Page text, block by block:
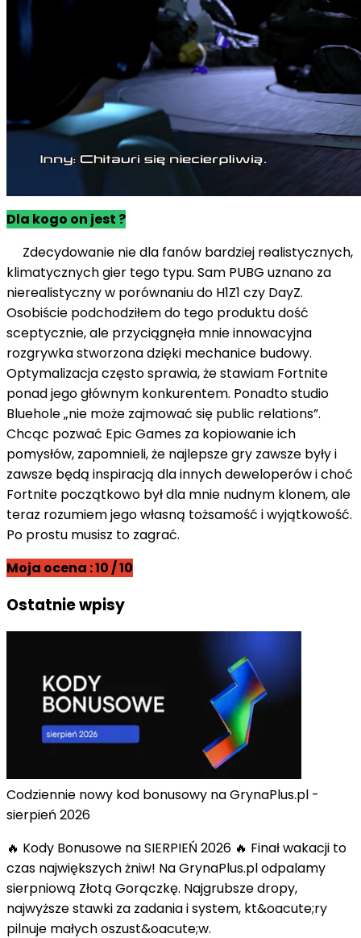
Dla kogo on jest ?
Zdecydowanie nie dla fanów bardziej realistycznych,
klimatycznych gier tego typu. Sam PUBG uznano za
nierealistyczny w porównaniu do H1Z1 czy DayZ.
Osobiście podchodziłem do tego produktu dość
sceptycznie, ale przyciągnęła mnie innowacyjna
rozgrywka stworzona dzięki mechanice budowy.
Optymalizacja często sprawia, że ​​stawiam Fortnite
ponad jego głównym konkurentem. Ponadto studio
Bluehole „nie może zajmować się public relations”.
Chcąc pozwać Epic Games za kopiowanie ich
pomysłów, zapomnieli, że najlepsze gry zawsze były i
zawsze będą inspiracją dla innych deweloperów i choć
Fortnite początkowo był dla mnie nudnym klonem, ale
teraz rozumiem jego własną tożsamość i wyjątkowość.
Po prostu musisz to zagrać.
Moja ocena : 10 / 10
Ostatnie wpisy
Codziennie nowy kod bonusowy na GrynaPlus.pl -
sierpień 2026
🔥 Kody Bonusowe na SIERPIEŃ 2026 🔥 Finał wakacji to
czas największych żniw! Na GrynaPlus.pl odpalamy
sierpniową Złotą Gorączkę. Najgrubsze dropy,
najwyższe stawki za zadania i system, kt&oacute;ry
pilnuje małych oszust&oacute;w.